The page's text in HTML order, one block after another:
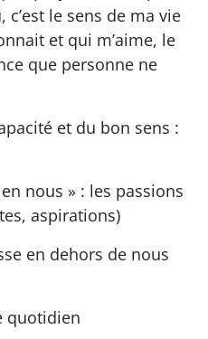
c’est le sens de ma vie
et qui m’aime, le
que personne ne
et du bon sens :
nous » : les passions
aspirations)
en dehors de nous
quotidien